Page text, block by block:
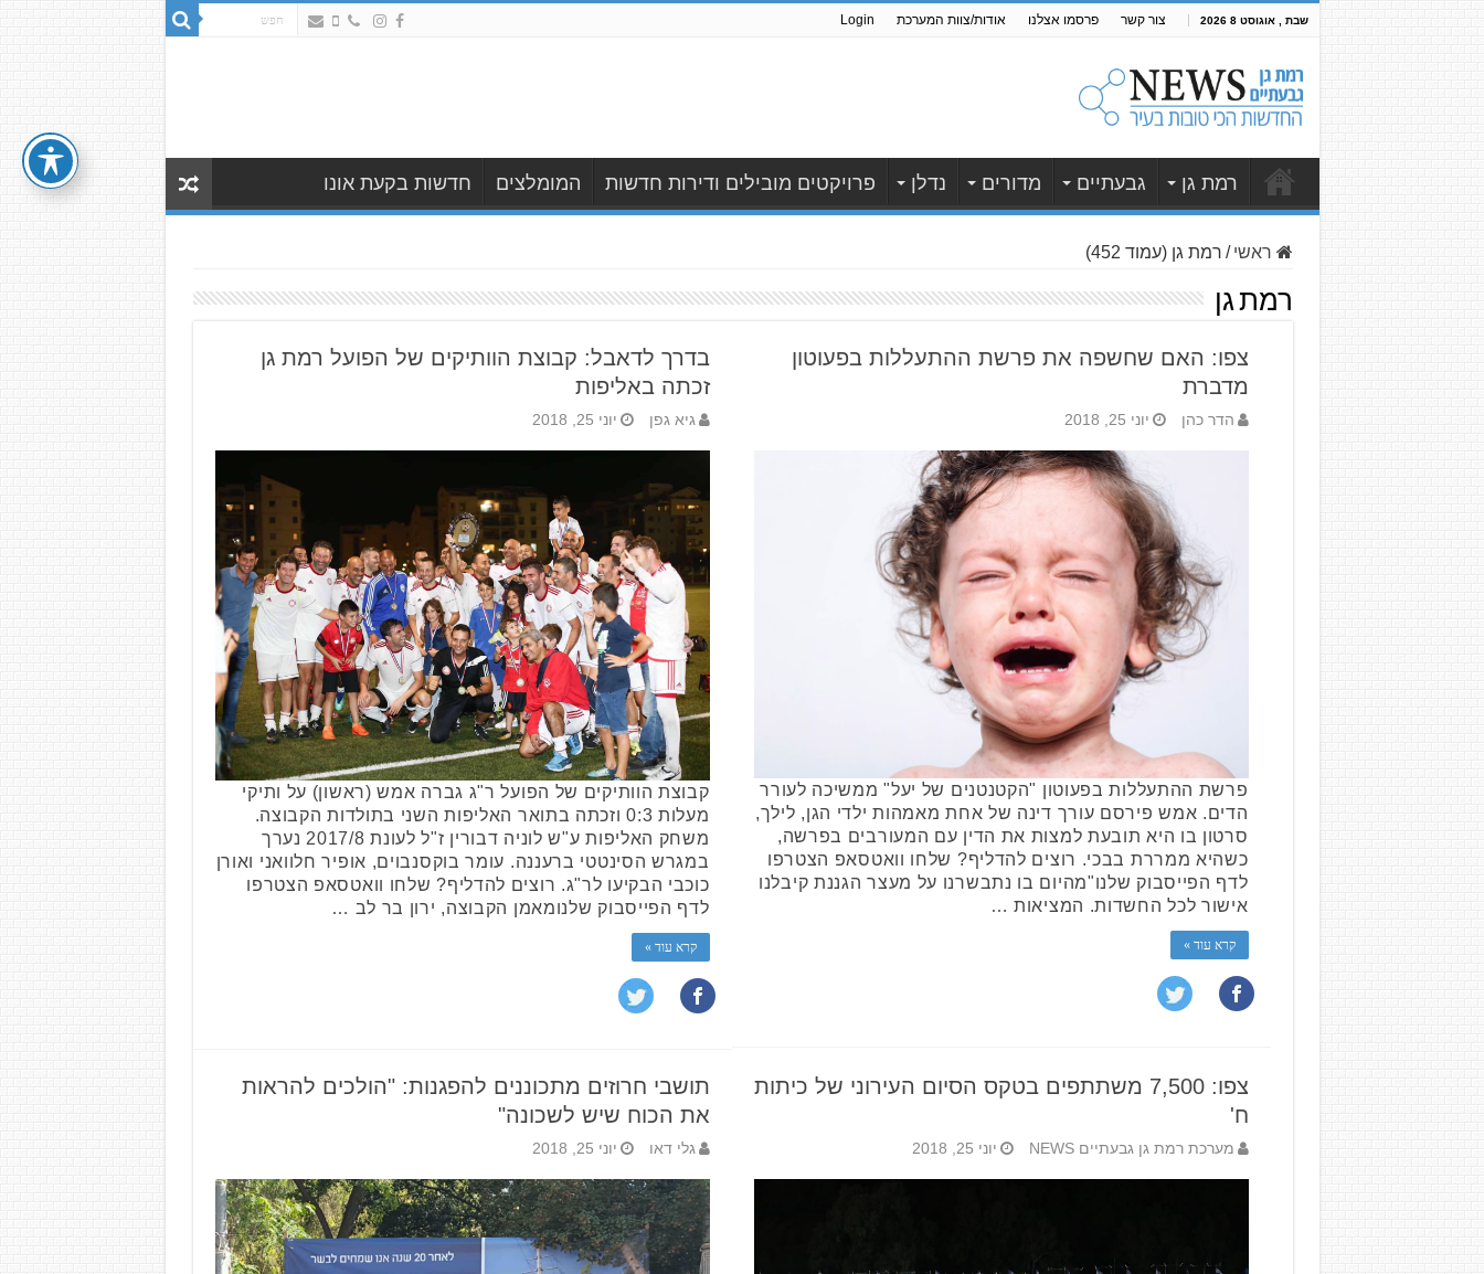
שבת , אוגוסט 8 2026 צור קשר פרסמו אצלנו אודות/צוות המערכת Login
רמת גן גבעתיים מדורים נדלן פרויקטים מובילים ודירות חדשות המומלצים חדשות בקעת אונו
ראשי / רמת גן (עמוד 452)
רמת גן
בדרך לדאבל: קבוצת הוותיקים של הפועל רמת גן
זכתה באליפות
גיא גפן יוני 25, 2018
קבוצת הוותיקים של הפועל ר"ג גברה אמש (ראשון) על ותיקי
מעלות 0:3 וזכתה בתואר האליפות השני בתולדות הקבוצה.
משחק האליפות ע"ש לוניה דבורין ז"ל לעונת 2017/8 נערך
במגרש הסינטטי ברעננה. עומר בוקסנבוים, אופיר חלוואני ואורן
כוכבי הבקיעו לר"ג. רוצים להדליף? שלחו וואטסאפ הצטרפו
לדף הפייסבוק שלנומאמן הקבוצה, ירון בר לב …
קרא עוד »
צפו: האם שחשפה את פרשת ההתעללות בפעוטון
מדברת
הדר כהן יוני 25, 2018
פרשת ההתעללות בפעוטון "הקטנטנים של יעל" ממשיכה לעורר
הדים. אמש פירסם עורך דינה של אחת מאמהות ילדי הגן, לילך,
סרטון בו היא תובעת למצות את הדין עם המעורבים בפרשה,
כשהיא ממררת בבכי. רוצים להדליף? שלחו וואטסאפ הצטרפו
לדף הפייסבוק שלנו"מהיום בו נתבשרנו על מעצר הגננת קיבלנו
אישור לכל החשדות. המציאות …
קרא עוד »
תושבי חרוזים מתכוננים להפגנות: "הולכים להראות
את הכוח שיש לשכונה"
גלי דאו יוני 25, 2018
צפו: 7,500 משתתפים בטקס הסיום העירוני של כיתות
ח'
מערכת רמת גן גבעתיים NEWS יוני 25, 2018